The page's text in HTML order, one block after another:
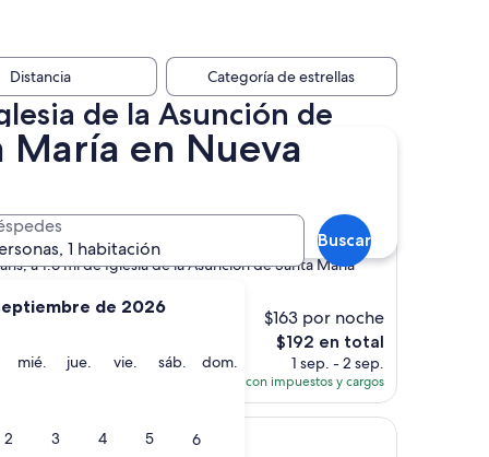
María en Nueva
de 2026
martes
mié. miércoles
jue. jueves
vie. viernes
sáb. sábado
dom. domingo
2 3 4 5 6
1 habitación
Buscar
Distancia Categoría de estrellas
de la Asunción de
Collection New Orleans
a 1.6 mi de Iglesia de la Asunción de Santa María
$163 por noche
El
precio
actual
es
de
$192 en total
1 sep. - 2 sep.
Total con impuestos y cargos
& Inn